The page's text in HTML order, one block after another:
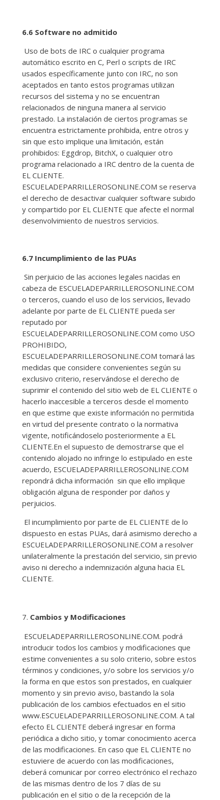
6.6 Software no admitido
Uso de bots de IRC o cualquier programa
automático escrito en C, Perl o scripts de IRC
usados específicamente junto con IRC, no son
aceptados en tanto estos programas utilizan
recursos del sistema y no se encuentran
relacionados de ninguna manera al servicio
prestado. La instalación de ciertos programas se
encuentra estrictamente prohibida, entre otros y
sin que esto implique una limitación, están
prohibidos: Eggdrop, BitchX, o cualquier otro
programa relacionado a IRC dentro de la cuenta de
EL CLIENTE.
ESCUELADEPARRILLEROSONLINE.COM se reserva
el derecho de desactivar cualquier software subido
y compartido por EL CLIENTE que afecte el normal
desenvolvimiento de nuestros servicios.
6.7 Incumplimiento de las PUAs
Sin perjuicio de las acciones legales nacidas en
cabeza de ESCUELADEPARRILLEROSONLINE.COM
o terceros, cuando el uso de los servicios, llevado
adelante por parte de EL CLIENTE pueda ser
reputado por
ESCUELADEPARRILLEROSONLINE.COM como USO
PROHIBIDO,
ESCUELADEPARRILLEROSONLINE.COM tomará las
medidas que considere convenientes según su
exclusivo criterio, reservándose el derecho de
suprimir el contenido del sitio web de EL CLIENTE o
hacerlo inaccesible a terceros desde el momento
en que estime que existe información no permitida
en virtud del presente contrato o la normativa
vigente, notificándoselo posteriormente a EL
CLIENTE.En el supuesto de demostrarse que el
contenido alojado no infringe lo estipulado en este
acuerdo, ESCUELADEPARRILLEROSONLINE.COM
repondrá dicha información sin que ello implique
obligación alguna de responder por daños y
perjuicios.
El incumplimiento por parte de EL CLIENTE de lo
dispuesto en estas PUAs, dará asimismo derecho a
ESCUELADEPARRILLEROSONLINE.COM a resolver
unilateralmente la prestación del servicio, sin previo
aviso ni derecho a indemnización alguna hacia EL
CLIENTE.
Cambios y Modificaciones
ESCUELADEPARRILLEROSONLINE.COM. podrá
introducir todos los cambios y modificaciones que
estime convenientes a su solo criterio, sobre estos
términos y condiciones, y/o sobre los servicios y/o
la forma en que estos son prestados, en cualquier
momento y sin previo aviso, bastando la sola
publicación de los cambios efectuados en el sitio
www.ESCUELADEPARRILLEROSONLINE.COM. A tal
efecto EL CLIENTE deberá ingresar en forma
periódica a dicho sitio, y tomar conocimiento acerca
de las modificaciones. En caso que EL CLIENTE no
estuviere de acuerdo con las modificaciones,
deberá comunicar por correo electrónico el rechazo
de las mismas dentro de los 7 días de su
publicación en el sitio o de la recepción de la